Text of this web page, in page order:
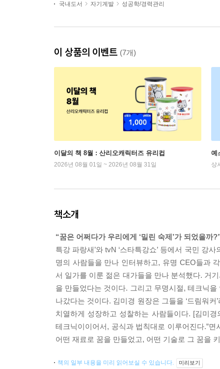
국내도서
자기계발 성공학/경력관리
이 상품의 이벤트 (7개)
이달의 책 8월 : 산리오캐릭터즈 유리컵
2026년 08월 01일 ~ 2026년 08월 31일
예
상
책소개
“꿈은 어쩌다가 우리에게 ‘밀린 숙제’가 되었을
특강 파랑새’와 tvN ‘스타특강쇼’ 등에서 국민 강
명의 사람들을 만나 인터뷰하고, 유명 CEO들과
서 일가를 이룬 젊은 대가들을 만나 분석했다. 거
을 만들었다는 것이다. 그리고 무명시절, 테크닉
나갔다는 것이다. 김미경 원장은 그들을 ‘드림워
치열하게 성장하고 성찰하는 사람들이다. [김미
테크닉이이어서, 공식과 법칙대로 이루어진다.”
어떤 재료로 꿈을 만들었고, 어떤 기술로 그 꿈을
책의 일부 내용을 미리 읽어보실 수 있습니다. 미리보기